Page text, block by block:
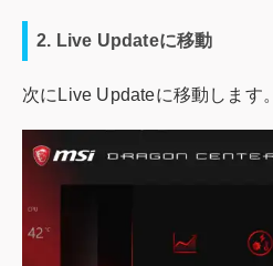
2. Live Updateに移動
次にLive Updateに移動します。